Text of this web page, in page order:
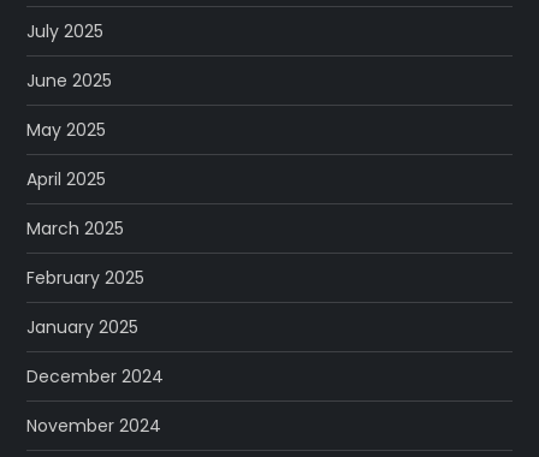
July 2025
June 2025
May 2025
April 2025
March 2025
February 2025
January 2025
December 2024
November 2024